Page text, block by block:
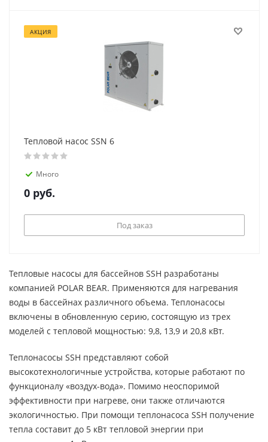
АКЦИЯ
Тепловой насос SSN 6
Много
0 руб.
Под заказ
Тепловые насосы для бассейнов SSH разработаны
компанией POLAR BEAR. Применяются для нагревания
воды в бассейнах различного объема. Теплонасосы
включены в обновленную серию, состоящую из трех
моделей с тепловой мощностью: 9,8, 13,9 и 20,8 кВт.
Теплонасосы SSH представляют собой
высокотехнологичные устройства, которые работают по
функционалу «воздух-вода». Помимо неоспоримой
эффективности при нагреве, они также отличаются
экологичностью. При помощи теплонасоса SSH получение
тепла составит до 5 кВт тепловой энергии при